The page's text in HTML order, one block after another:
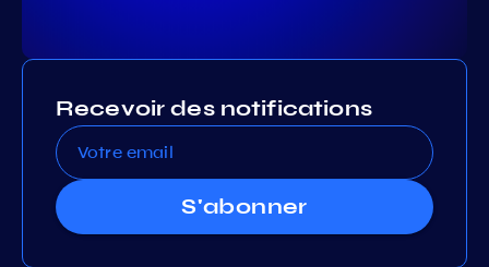
Recevoir des notifications
S'abonner